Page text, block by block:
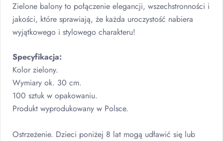
Zielone balony to połączenie elegancji, wszechstronności i
jakości, które sprawiają, że każda uroczystość nabiera
wyjątkowego i stylowego charakteru!
Specyfikacja:
Kolor zielony.
Wymiary ok. 30 cm.
100 sztuk w opakowaniu.
Produkt wyprodukowany w Polsce.
Ostrzeżenie. Dzieci poniżej 8 lat mogą udławić się lub